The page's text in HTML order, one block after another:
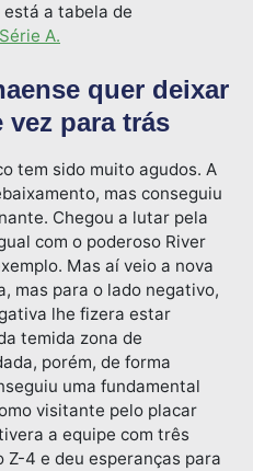
está a tabela de
A.
quer deixar
vez para trás
tem sido muito agudos. A
mas conseguiu
Chegou a lutar pela
com o poderoso River
Mas aí veio a nova
mas para o lado negativo,
lhe fizera estar
temida zona de
porém, de forma
uma fundamental
visitante pelo placar
a equipe com três
4 e deu esperanças para